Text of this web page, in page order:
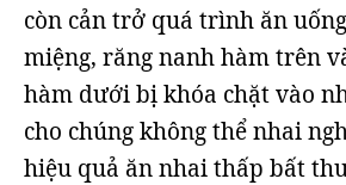
còn cản trở quá trình ăn
miệng, răng nanh hàm trên
hàm dưới bị khóa chặt vào
cho chúng không thể nhai
hiệu quả ăn nhai thấp bất